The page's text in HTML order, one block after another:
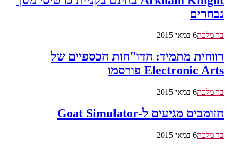
נבחרים
בר מלכה6 במאי 2015
רווחית מתמיד: הדו"חות הכספיים של
Electronic Arts פורסמו
בר מלכה6 במאי 2015
הזומבים מגיעים ל-Goat Simulator
בר מלכה6 במאי 2015